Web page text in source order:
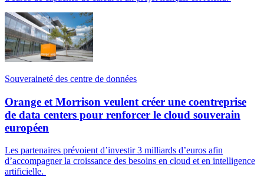
Souveraineté des centre de données
Orange et Morrison veulent créer une coentreprise
de data centers pour renforcer le cloud souverain
européen
Les partenaires prévoient d’investir 3 milliards d’euros afin
d’accompagner la croissance des besoins en cloud et en intelligence
artificielle.